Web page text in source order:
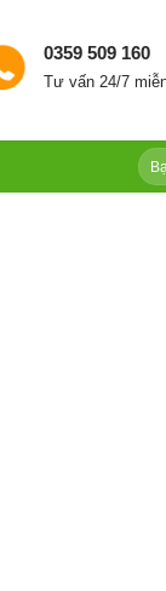
0359 509 160
Tư vấn 24/7
Tìm
kiếm: